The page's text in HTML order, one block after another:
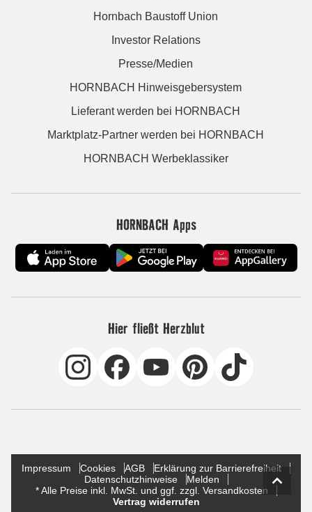
Hornbach Baustoff Union
Investor Relations
Presse/Medien
HORNBACH Hinweisgebersystem
Lieferant werden bei HORNBACH
Marktplatz-Partner werden bei HORNBACH
HORNBACH Werbeklassiker
HORNBACH Apps
Hier fließt Herzblut
Impressum Cookies AGB
Erklärung zur Barrierefreiheit
Datenschutzhinweise
Melden
* Alle Preise inkl. MwSt. und ggf. zzgl. Versandkosten
Vertrag widerrufen